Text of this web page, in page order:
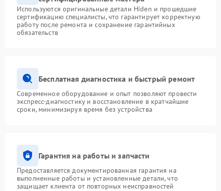
Используются оригинальные детали Hiden и прошедшие
сертификацию специалисты, что гарантирует корректную
работу после ремонта и сохранение гарантийных
обязательств
Бесплатная диагностика и быстрый ремонт
Современное оборудование и опыт позволяют провести
экспресс-диагностику и восстановление в кратчайшие
сроки, минимизируя время без устройства
Гарантия на работы и запчасти
Предоставляется документированная гарантия на
выполненные работы и установленные детали, что
защищает клиента от повторных неисправностей